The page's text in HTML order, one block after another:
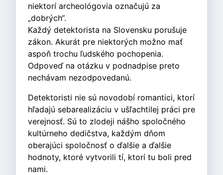
niektorí archeológovia označujú za
„dobrých“.
Každý detektorista na Slovensku porušuje
zákon. Akurát pre niektorých možno mať
aspoň trochu ľudského pochopenia.
Odpoveď na otázku v podnadpise preto
nechávam nezodpovedanú.
Detektoristi nie sú novodobí romantici, ktorí
hľadajú sebarealizáciu v ušľachtilej práci pre
verejnosť. Sú to zlodeji nášho spoločného
kultúrneho dedičstva, každým dňom
oberajúci spoločnosť o ďalšie a ďalšie
hodnoty, ktoré vytvorili tí, ktorí tu boli pred
nami.